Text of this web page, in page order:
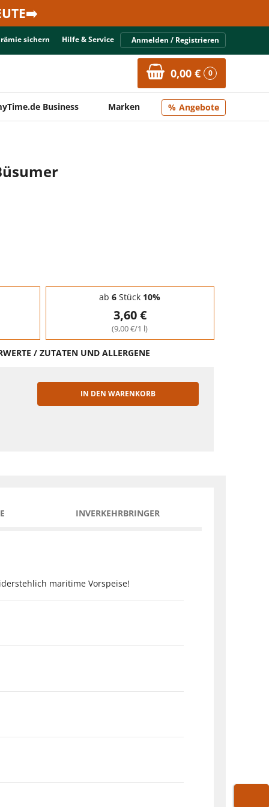
sichern Hilfe & Service Anmelden / Registrieren
0,00 € 0
Business Marken Angebote
ab 6 Stück 10%
3,60 €
(9,00 €/1 l)
/ ZUTATEN UND ALLERGENE
IN DEN WARENKORB
INVERKEHRBRINGER
maritime Vorspeise!